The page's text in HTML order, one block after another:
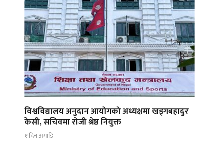
विश्वविद्यालय अनुदान आयोगको अध्यक्षमा खड्गबहादुर
केसी, सचिवमा रोजी श्रेष्ठ नियुक्त
१ दिन अगाडि